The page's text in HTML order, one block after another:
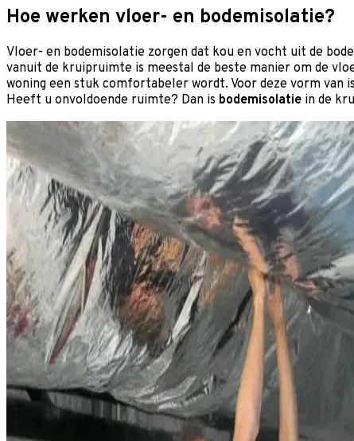
Hoe werken vloer- en bodemisolatie?
Vloer- en bodemisolatie zorgen dat kou en vocht uit de
vanuit de kruipruimte is meestal de beste manier om de
woning een stuk comfortabeler wordt. Voor deze vorm
Heeft u onvoldoende ruimte? Dan is bodemisolatie in de